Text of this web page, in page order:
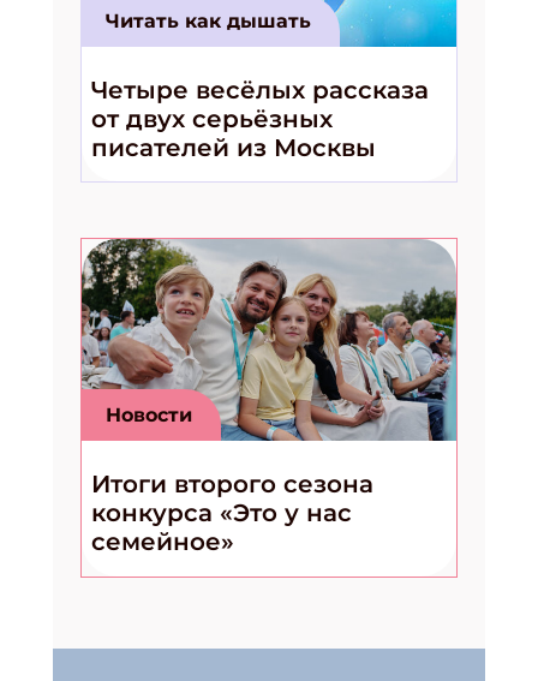
Читать как дышать
Четыре весёлых рассказа
от двух серьёзных
писателей из Москвы
Новости
Итоги второго сезона
конкурса «Это у нас
семейное»